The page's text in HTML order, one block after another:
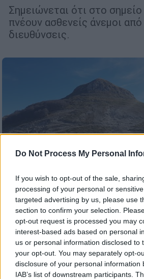
Do Not Process My Personal
If you wish to opt-out of the sale,
processing of your personal or
targeted advertising by us, please use
section to confirm your selection.
opt-out request is processed you may
interest-based ads based on personal
us or personal information disclosed to
your opt-out. You may separately opt-
disclosure of your personal information
IAB’s list of downstream participants.
Σημειώνεται ότι στο σημείο
πνέουν ασθενείς άνεμοι
διευθύνσεις.
Travel|16.11.2019 13:59
Καβάλα:
μυστηριακή εικόνα του
Το τοπίο δίπλα στον
χαμηλή βλάστηση αλλά με
που κόβει την ανάσα